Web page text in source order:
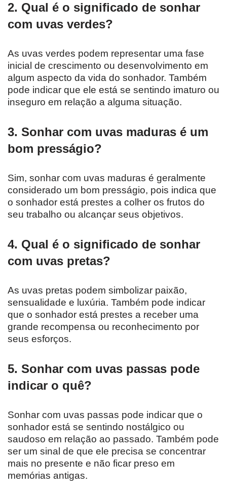
2. Qual é o significado de sonhar
com uvas verdes?
As uvas verdes podem representar uma fase
inicial de crescimento ou desenvolvimento em
algum aspecto da vida do sonhador. Também
pode indicar que ele está se sentindo imaturo ou
inseguro em relação a alguma situação.
3. Sonhar com uvas maduras é um
bom presságio?
Sim, sonhar com uvas maduras é geralmente
considerado um bom presságio, pois indica que
o sonhador está prestes a colher os frutos do
seu trabalho ou alcançar seus objetivos.
4. Qual é o significado de sonhar
com uvas pretas?
As uvas pretas podem simbolizar paixão,
sensualidade e luxúria. Também pode indicar
que o sonhador está prestes a receber uma
grande recompensa ou reconhecimento por
seus esforços.
5. Sonhar com uvas passas pode
indicar o quê?
Sonhar com uvas passas pode indicar que o
sonhador está se sentindo nostálgico ou
saudoso em relação ao passado. Também pode
ser um sinal de que ele precisa se concentrar
mais no presente e não ficar preso em
memórias antigas.